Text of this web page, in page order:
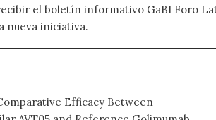
el boletín informativo GaBI Foro
nueva iniciativa.
Efficacy Between